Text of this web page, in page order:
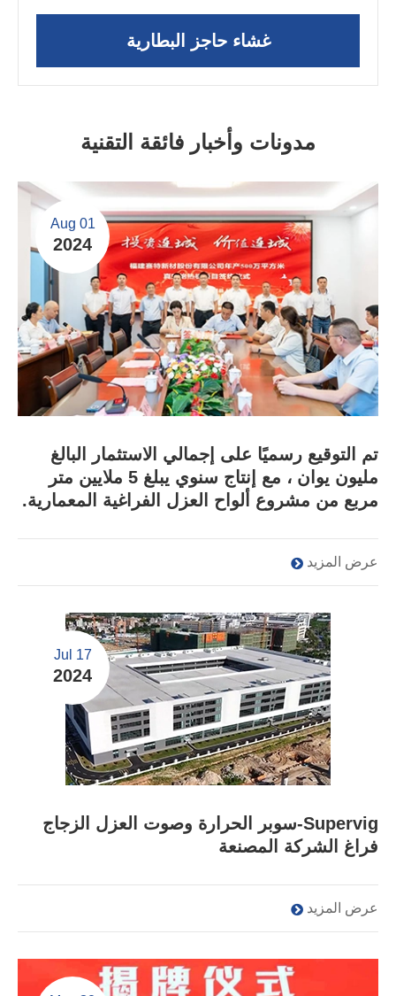
غشاء حاجز البطارية
مدونات وأخبار فائقة التقنية
Aug 01
2024
تم التوقيع رسميًا على إجمالي الاستثمار البالغ
مليون يوان ، مع إنتاج سنوي يبلغ 5 ملايين متر
مربع من مشروع ألواح العزل الفراغية المعمارية.
عرض المزيد
Jul 17
2024
Supervig-سوبر الحرارة وصوت العزل الزجاج
فراغ الشركة المصنعة
عرض المزيد